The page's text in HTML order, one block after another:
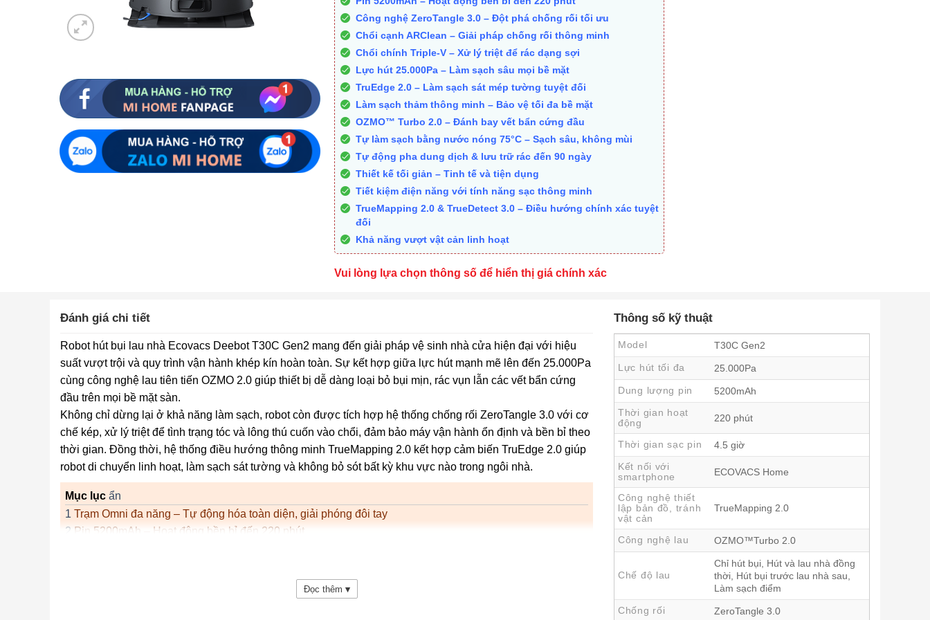
Công nghệ ZeroTangle 3.0 – Đột phá chống rối tối ưu
Chổi cạnh ARClean – Giải pháp chống rối thông minh
Chổi chính Triple-V – Xử lý triệt để rác dạng sợi
Lực hút 25.000Pa – Làm sạch sâu mọi bề mặt
TruEdge 2.0 – Làm sạch sát mép tường tuyệt đối
Làm sạch thảm thông minh – Bảo vệ tối đa bề mặt
OZMO™ Turbo 2.0 – Đánh bay vết bẩn cứng đầu
Tự làm sạch bằng nước nóng 75°C – Sạch sâu, không mùi
Tự động pha dung dịch & lưu trữ rác đến 90 ngày
Thiết kế tối giản – Tinh tế và tiện dụng
Tiết kiệm điện năng với tính năng sạc thông minh
TrueMapping 2.0 & TrueDetect 3.0 – Điều hướng chính xác tuyệt
đối
Khả năng vượt vật cản linh hoạt
Vui lòng lựa chọn thông số để hiển thị giá chính xác
Đánh giá chi tiết
Robot hút bụi lau nhà Ecovacs Deebot T30C Gen2 mang đến giải pháp vệ sinh nhà cửa hiện đại với hiệu
suất vượt trội và quy trình vận hành khép kín hoàn toàn. Sự kết hợp giữa lực hút mạnh mẽ lên đến 25.000Pa
cùng công nghệ lau tiên tiến OZMO 2.0 giúp thiết bị dễ dàng loại bỏ bụi mịn, rác vụn lẫn các vết bẩn cứng
đầu trên mọi bề mặt sàn.
Không chỉ dừng lại ở khả năng làm sạch, robot còn được tích hợp hệ thống chống rối ZeroTangle 3.0 với cơ
chế kép, xử lý triệt để tình trạng tóc và lông thú cuốn vào chổi, đảm bảo máy vận hành ổn định và bền bỉ theo
thời gian. Đồng thời, hệ thống điều hướng thông minh TrueMapping 2.0 kết hợp cảm biến TruEdge 2.0 giúp
robot di chuyển linh hoạt, làm sạch sát tường và không bỏ sót bất kỳ khu vực nào trong ngôi nhà.
Mục lục ẩn
1 Trạm Omni đa năng – Tự động hóa toàn diện, giải phóng đôi tay
2 Pin 5200mAh – Hoạt động bền bỉ đến 220 phút
Chổi chính Triple-V – Xử lý triệt để rác dạng sợi
Lực hút 25.000Pa – Làm sạch sâu mọi bề mặt
Đọc thêm ▾
Thông số kỹ thuật
Model
T30C Gen2
Lực hút tối đa
25.000Pa
Dung lượng pin
5200mAh
Thời gian hoạt
động
220 phút
Thời gian sạc pin
4.5 giờ
Kết nối với
smartphone
ECOVACS Home
Công nghệ thiết
lập bản đồ, tránh
vật cản
TrueMapping 2.0
Công nghệ lau OZMO™Turbo 2.0
Chế độ lau
Chỉ hút bụi, Hút và lau nhà đồng
thời, Hút bụi trước lau nhà sau,
Làm sạch điểm
Chống rối
ZeroTangle 3.0